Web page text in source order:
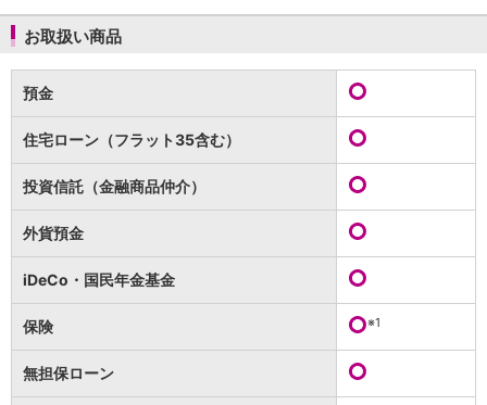
リ・バース60
カードローン
目的別ローンマイページ
保険
保険TOP
医療保険
就業不能保険
海外旅行保険
国内旅行傷害保険
スマホ保険
傷害保険
介護保険
カード
お取扱い商品
預金
住宅ローン（フラット35含む）
投資信託（金融商品仲介）
外貨預金
iDeCo・国民年金基金
保険 ※1
無担保ローン